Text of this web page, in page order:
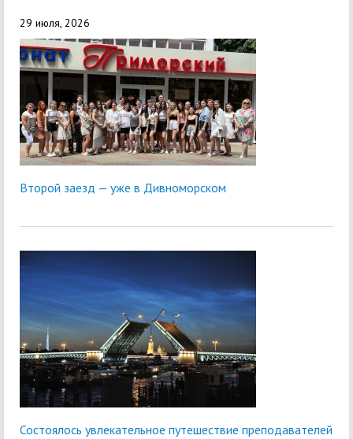
29 июля, 2026
Второй заезд — уже в Дивноморском
Состоялось увлекательное путешествие преподавателей